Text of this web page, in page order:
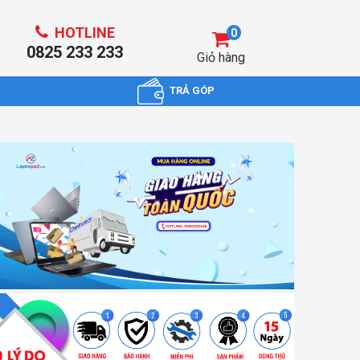
HOTLINE
0825 233 233 Giỏ hàng
0
TRẢ GÓP